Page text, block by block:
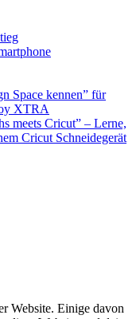
Space kennen” für
XTRA
meets Cricut” – Lerne,
Cricut Schneidegerät
Website. Einige davon